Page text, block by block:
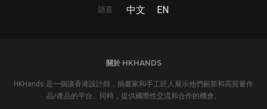
語言 中文 EN
關於 HKHANDS
HKHands 是一個讓香港設計師，插畫家和手工匠人展示他們嶄新和高質量作
品/產品的平台。同時，提供國際性交流和合作的機會。